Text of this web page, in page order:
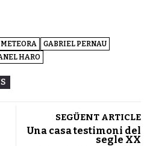
GABRIEL PERNAU
HARO
SEGÜENT ARTICLE
Una casa testimoni del
segle XX